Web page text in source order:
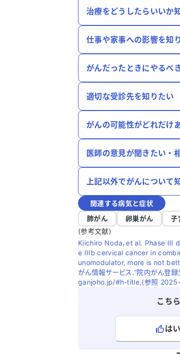
治療をどうしたらいいか
仕事や家事への影響を知
がんだったときにやるべ
適切な受診先を知りたい
がんの可能性がどれだけ
医師の意見が聞きたい・
上記以外でがんについて
関連する病気と症状
肺がん
卵巣がん 子
(参考文献)
Kiichiro Noda，et al. Phase
e IIIb cervical cancer in
unomodulator, more is not
がん情報サービス.“院内がん登
ganjoho.jp/#h-title,(参照
こち
はい